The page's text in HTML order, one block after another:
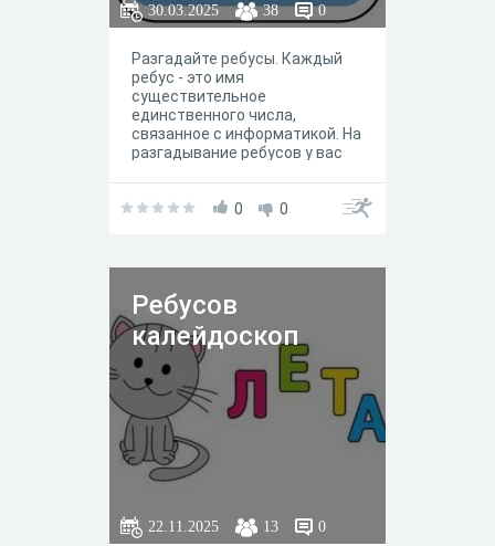
30.03.2025 38 0
Разгадайте ребусы. Каждый
ребус - это имя
существительное
единственного числа,
связанное с информатикой. На
разгадывание ребусов у вас
0 0
Ребусов
калейдоскоп
22.11.2025 13 0